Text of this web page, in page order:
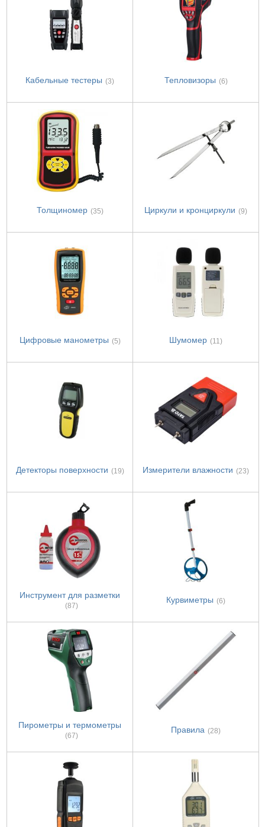
Кабельные тестеры (3) Тепловизоры (6)
Толщиномер (35) Циркули и кронциркули (9)
Цифровые манометры (5) Шумомер (11)
Детекторы поверхности (19) Измерители влажности (23)
Инструмент для разметки
(87)
Курвиметры (6)
Пирометры и термометры
(67)
Правила (28)